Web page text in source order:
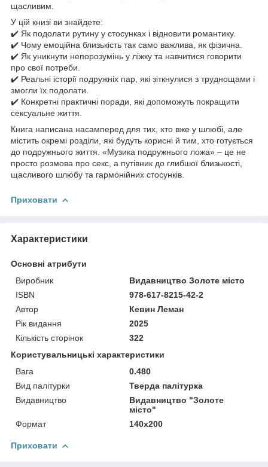
щасливим.
У цій книзі ви знайдете:
✔️ Як подолати рутину у стосунках і відновити романтику.
✔️ Чому емоційна близькість так само важлива, як фізична.
✔️ Як уникнути непорозумінь у ліжку та навчитися говорити
про свої потреби.
✔️ Реальні історії подружніх пар, які зіткнулися з труднощами і
змогли їх подолати.
✔️ Конкретні практичні поради, які допоможуть покращити
сексуальне життя.
Книга написана насамперед для тих, хто вже у шлюбі, але
містить окремі розділи, які будуть корисні й тим, хто готується
до подружнього життя. «Музика подружнього ложа» – це не
просто розмова про секс, а путівник до глибшої близькості,
щасливого шлюбу та гармонійних стосунків.
Приховати
Характеристики
Основні атрибути
Виробник
Видавництво Золоте місто
ISBN
978-617-8215-42-2
Автор
Кевин Леман
Рік видання
2025
Кількість сторінок
322
Користувальницькі характеристики
Вага
0.480
Вид палітурки
Тверда палітурка
Видавництво
Видавництво "Золоте
місто"
Формат
140х200
Приховати